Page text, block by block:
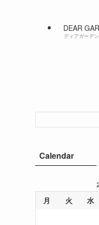
DEAR
ディアガーデ
Calendar
月 火 水